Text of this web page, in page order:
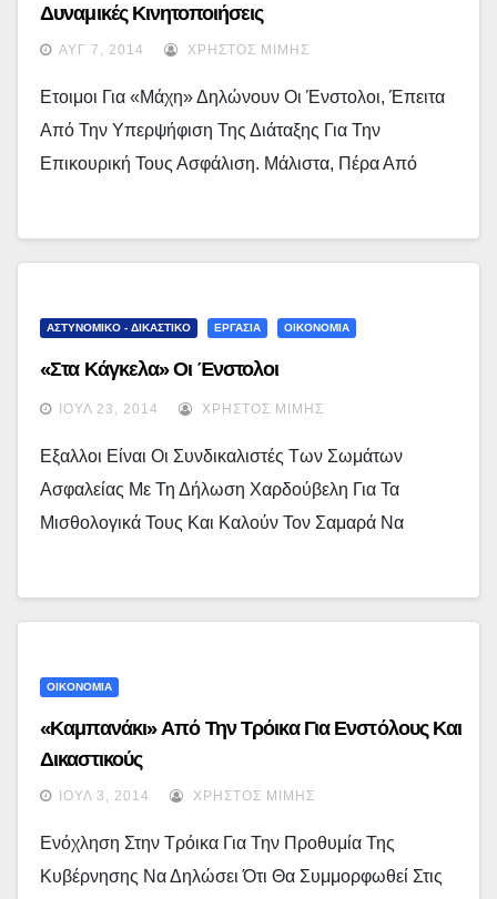
Δυναμικές Κινητοποιήσεις
ΑΥΓ 7, 2014 ΧΡΉΣΤΟΣ ΜΊΜΗΣ
Ετοιμοι Για «μάχη» Δηλώνουν Οι Ένστολοι, Έπειτα
Από Την Υπερψήφιση Της Διάταξης Για Την
Επικουρική Τους Ασφάλιση. Μάλιστα, Πέρα Από
ΑΣΤΥΝΟΜΙΚΟ - ΔΙΚΑΣΤΙΚΟ ΕΡΓΑΣΙΑ ΟΙΚΟΝΟΜΙΑ
«Στα Κάγκελα» Οι Ένστολοι
ΙΟΎΛ 23, 2014 ΧΡΉΣΤΟΣ ΜΊΜΗΣ
Εξαλλοι Είναι Οι Συνδικαλιστές Των Σωμάτων
Ασφαλείας Με Τη Δήλωση Χαρδούβελη Για Τα
Μισθολογικά Τους Και Καλούν Τον Σαμαρά Να
ΟΙΚΟΝΟΜΙΑ
«Καμπανάκι» Από Την Τρόικα Για Ενστόλους Και
Δικαστικούς
ΙΟΎΛ 3, 2014 ΧΡΉΣΤΟΣ ΜΊΜΗΣ
Ενόχληση Στην Τρόικα Για Την Προθυμία Της
Κυβέρνησης Να Δηλώσει Ότι Θα Συμμορφωθεί Στις